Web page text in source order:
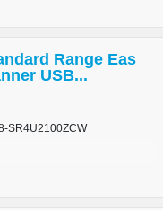
Range Eas
USB...
SR4U2100ZCW